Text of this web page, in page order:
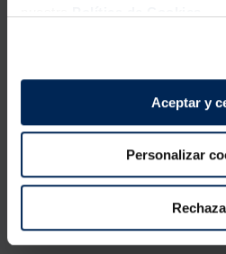
Aceptar y
Personalizar
Coneix-
Tens alguna consulta